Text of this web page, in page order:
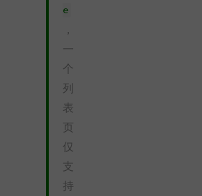
e
，
一
个
列
表
页
仅
支
持